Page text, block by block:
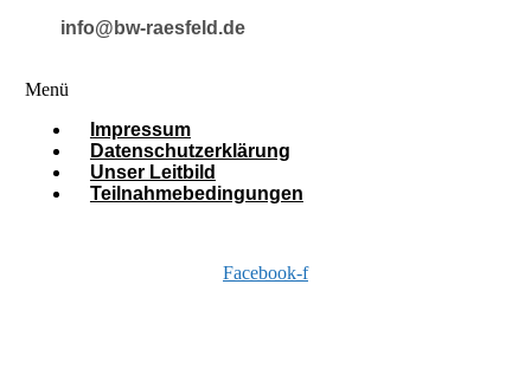
info@bw-raesfeld.de
Menü
Impressum
Datenschutzerklärung
Unser Leitbild
Teilnahmebedingungen
Facebook-f